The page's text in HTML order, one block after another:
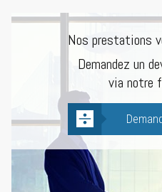
Nos prestations
Demandez un
via notre